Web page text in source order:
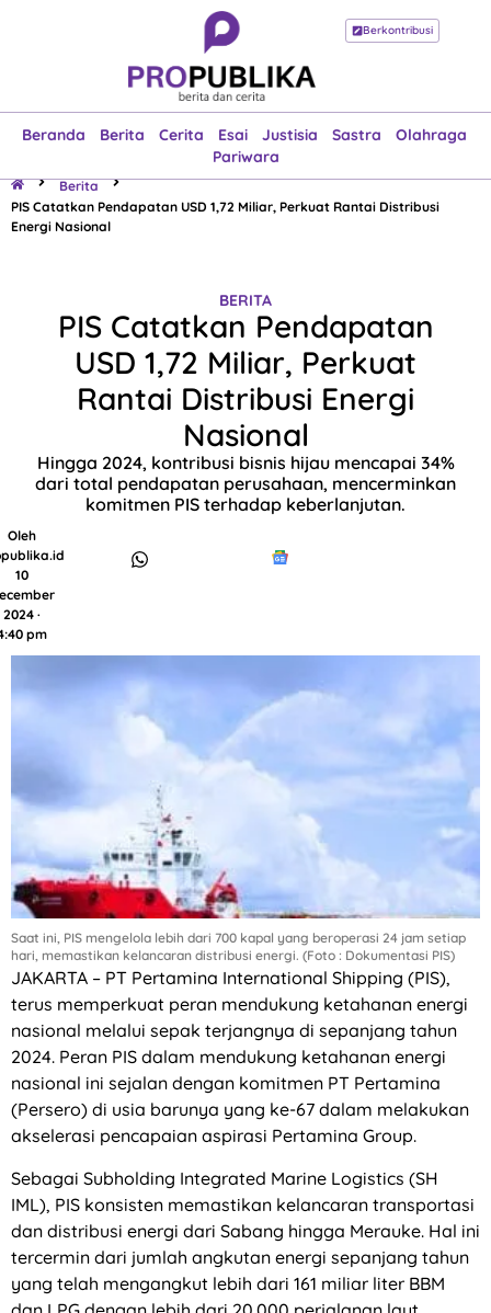
Berkontribusi
Beranda Berita Cerita Esai Justisia Sastra
Olahraga
Pariwara
Beranda
Esai
Justisia
Sastra
Olahraga
Pariwara
Berita
PIS Catatkan Pendapatan USD 1,72 Miliar, Perkuat Rantai Distribusi
Energi Nasional
BERITA
PIS Catatkan Pendapatan
USD 1,72 Miliar, Perkuat
Rantai Distribusi Energi
Nasional
Hingga 2024, kontribusi bisnis hijau mencapai 34%
dari total pendapatan perusahaan, mencerminkan
komitmen PIS terhadap keberlanjutan.
Oleh
10
2024 ·
pm
Saat ini, PIS mengelola lebih dari 700 kapal yang beroperasi 24 jam setiap
hari, memastikan kelancaran distribusi energi. (Foto : Dokumentasi PIS)
JAKARTA – PT Pertamina International Shipping (PIS),
terus memperkuat peran mendukung ketahanan energi
nasional melalui sepak terjangnya di sepanjang tahun
2024. Peran PIS dalam mendukung ketahanan energi
nasional ini sejalan dengan komitmen PT Pertamina
(Persero) di usia barunya yang ke-67 dalam melakukan
akselerasi pencapaian aspirasi Pertamina Group.
Sebagai Subholding Integrated Marine Logistics (SH
IML), PIS konsisten memastikan kelancaran transportasi
dan distribusi energi dari Sabang hingga Merauke. Hal ini
tercermin dari jumlah angkutan energi sepanjang tahun
yang telah mengangkut lebih dari 161 miliar liter BBM